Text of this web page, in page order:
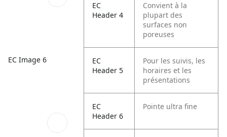
EC Image 6
EC
Header 4
Convient à la
plupart des
surfaces non
poreuses
EC
Header 5
Pour les suivis, les
horaires et les
présentations
EC
Header 6
Pointe ultra fine